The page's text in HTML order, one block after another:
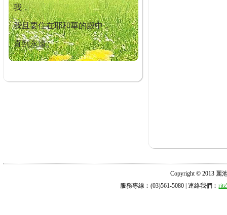
我，
我且要住在耶和華的殿中，
直到永遠。
Copyright © 2013 麗
服務專線︰(03)561-5080 | 連絡我們︰